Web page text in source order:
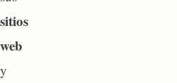
sitios
web
y